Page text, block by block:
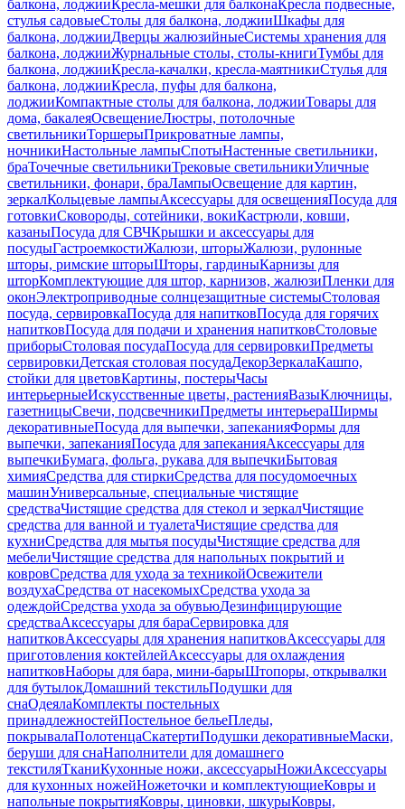
балкона, лоджииКресла-мешки для балконаКресла подвесные,
стулья садовыеСтолы для балкона, лоджииШкафы для
балкона, лоджииДверцы жалюзийныеСистемы хранения для
балкона, лоджииЖурнальные столы, столы-книгиТумбы для
балкона, лоджииКресла-качалки, кресла-маятникиСтулья для
балкона, лоджииКресла, пуфы для балкона,
лоджииКомпактные столы для балкона, лоджииТовары для
дома, бакалеяОсвещениеЛюстры, потолочные
светильникиТоршерыПрикроватные лампы,
ночникиНастольные лампыСпотыНастенные светильники,
браТочечные светильникиТрековые светильникиУличные
светильники, фонари, браЛампыОсвещение для картин,
зеркалКольцевые лампыАксессуары для освещенияПосуда для
готовкиСковороды, сотейники, вокиКастрюли, ковши,
казаныПосуда для СВЧКрышки и аксессуары для
посудыГастроемкостиЖалюзи, шторыЖалюзи, рулонные
шторы, римские шторыШторы, гардиныКарнизы для
шторКомплектующие для штор, карнизов, жалюзиПленки для
оконЭлектроприводные солнцезащитные системыСтоловая
посуда, сервировкаПосуда для напитковПосуда для горячих
напитковПосуда для подачи и хранения напитковСтоловые
приборыСтоловая посудаПосуда для сервировкиПредметы
сервировкиДетская столовая посудаДекорЗеркалаКашпо,
стойки для цветовКартины, постерыЧасы
интерьерныеИскусственные цветы, растенияВазыКлючницы,
газетницыСвечи, подсвечникиПредметы интерьераШирмы
декоративныеПосуда для выпечки, запеканияФормы для
выпечки, запеканияПосуда для запеканияАксессуары для
выпечкиБумага, фольга, рукава для выпечкиБытовая
химияСредства для стиркиСредства для посудомоечных
машинУниверсальные, специальные чистящие
средстваЧистящие средства для стекол и зеркалЧистящие
средства для ванной и туалетаЧистящие средства для
кухниСредства для мытья посудыЧистящие средства для
мебелиЧистящие средства для напольных покрытий и
ковровСредства для ухода за техникойОсвежители
воздухаСредства от насекомыхСредства ухода за
одеждойСредства ухода за обувьюДезинфицирующие
средстваАксессуары для бараСервировка для
напитковАксессуары для хранения напитковАксессуары для
приготовления коктейлейАксессуары для охлаждения
напитковНаборы для бара, мини-барыШтопоры, открывалки
для бутылокДомашний текстильПодушки для
снаОдеялаКомплекты постельных
принадлежностейПостельное бельеПледы,
покрывалаПолотенцаСкатертиПодушки декоративныеМаски,
беруши для снаНаполнители для домашнего
текстиляТканиКухонные ножи, аксессуарыНожиАксессуары
для кухонных ножейНожеточки и комплектующиеКовры и
напольные покрытияКовры, циновки, шкурыКовры,